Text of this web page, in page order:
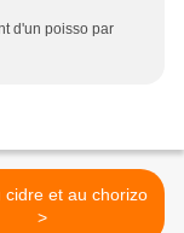
d'un poisso par
cidre et au chorizo
>